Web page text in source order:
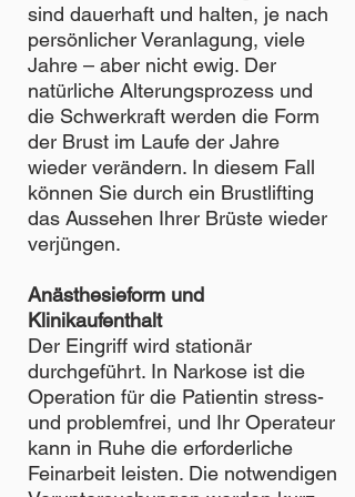
sind dauerhaft und halten, je nach
persönlicher Veranlagung, viele
Jahre – aber nicht ewig. Der
natürliche Alterungsprozess und
die Schwerkraft werden die Form
der Brust im Laufe der Jahre
wieder verändern. In diesem Fall
können Sie durch ein Brustlifting
das Aussehen Ihrer Brüste wieder
verjüngen.
Anästhesieform und
Klinikaufenthalt
Der Eingriff wird stationär
durchgeführt. In Narkose ist die
Operation für die Patientin stress-
und problemfrei, und Ihr Operateur
kann in Ruhe die erforderliche
Feinarbeit leisten. Die notwendigen